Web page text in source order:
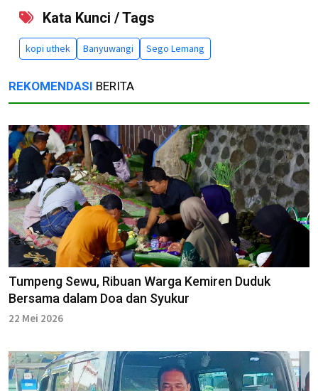
Kata Kunci / Tags
kopi uthek Banyuwangi Sego Lemang
REKOMENDASI BERITA
Tumpeng Sewu, Ribuan Warga Kemiren Duduk
Bersama dalam Doa dan Syukur
22 Mei 2026